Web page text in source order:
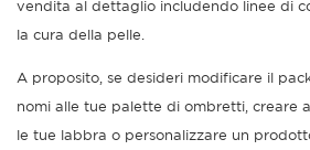
vendita al dettaglio includendo linee di
la cura della pelle.
A proposito, se desideri modificare il
nomi alle tue palette di ombretti, creare
le tue labbra o personalizzare un